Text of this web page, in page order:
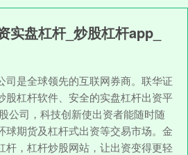
实盘杠杆_炒股杠杆app_
司是全球领先的互联网券商。联华证
股杠杆软件、安全的实盘杠杆出资平
公司，科技创新使出资者能随时随
球期货及杠杆式出资等交易市场。金
杆，杠杆炒股网站，让出资变得更轻